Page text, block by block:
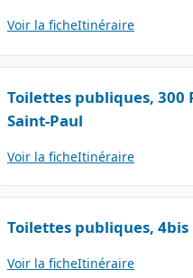
Voir la ficheItinéraire
Toilettes publiques, 300
Saint-Paul
Voir la ficheItinéraire
Toilettes publiques, 4bis
Voir la ficheItinéraire